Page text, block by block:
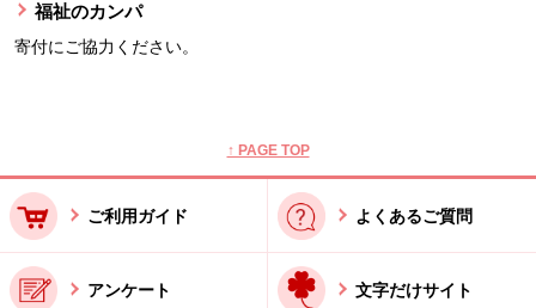
福祉のカンパ
寄付にご協力ください。
↑ PAGE TOP
ご利用ガイド よくあるご質問
アンケート 文字だけサイト